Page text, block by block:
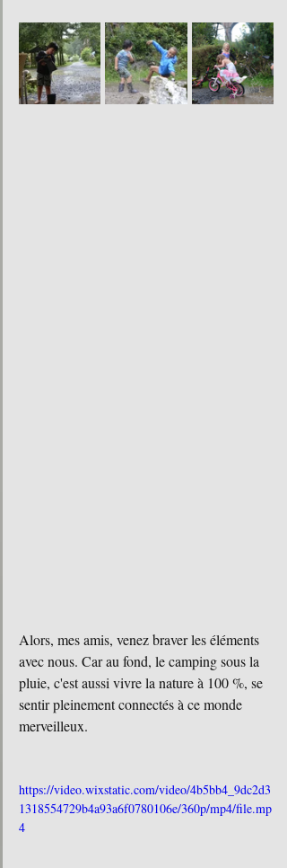
Alors, mes amis, venez braver les éléments
avec nous. Car au fond, le camping sous la
pluie, c'est aussi vivre la nature à 100 %, se
sentir pleinement connectés à ce monde
merveilleux.
https://video.wixstatic.com/video/4b5bb4_9dc2d3
1318554729b4a93a6f0780106e/360p/mp4/file.mp
4